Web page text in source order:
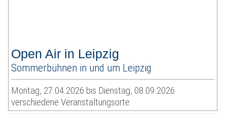
Open Air in Leipzig
Sommerbühnen in und um Leipzig
Montag, 27.04.2026 bis Dienstag, 08.09.2026
verschiedene Veranstaltungsorte